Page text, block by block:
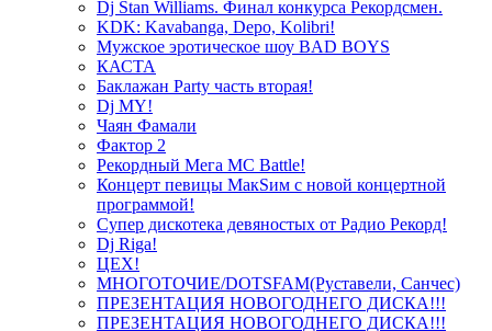
Dj Stan Williams. Финал конкурса Рекордсмен.
KDK: Kavabanga, Depo, Kolibri!
Мужское эротическое шоу BAD BOYS
КАСТА
Баклажан Party часть вторая!
Dj MY!
Чаян Фамали
Фактор 2
Рекордный Мега МС Battle!
Концерт певицы МакSим с новой концертной
программой!
Супер дискотека девяностых от Радио Рекорд!
Dj Riga!
ЦЕХ!
МНОГОТОЧИЕ/DOTSFAM(Руставели, Санчес)
ПРЕЗЕНТАЦИЯ НОВОГОДНЕГО ДИСКА!!!
ПРЕЗЕНТАЦИЯ НОВОГОДНЕГО ДИСКА!!!